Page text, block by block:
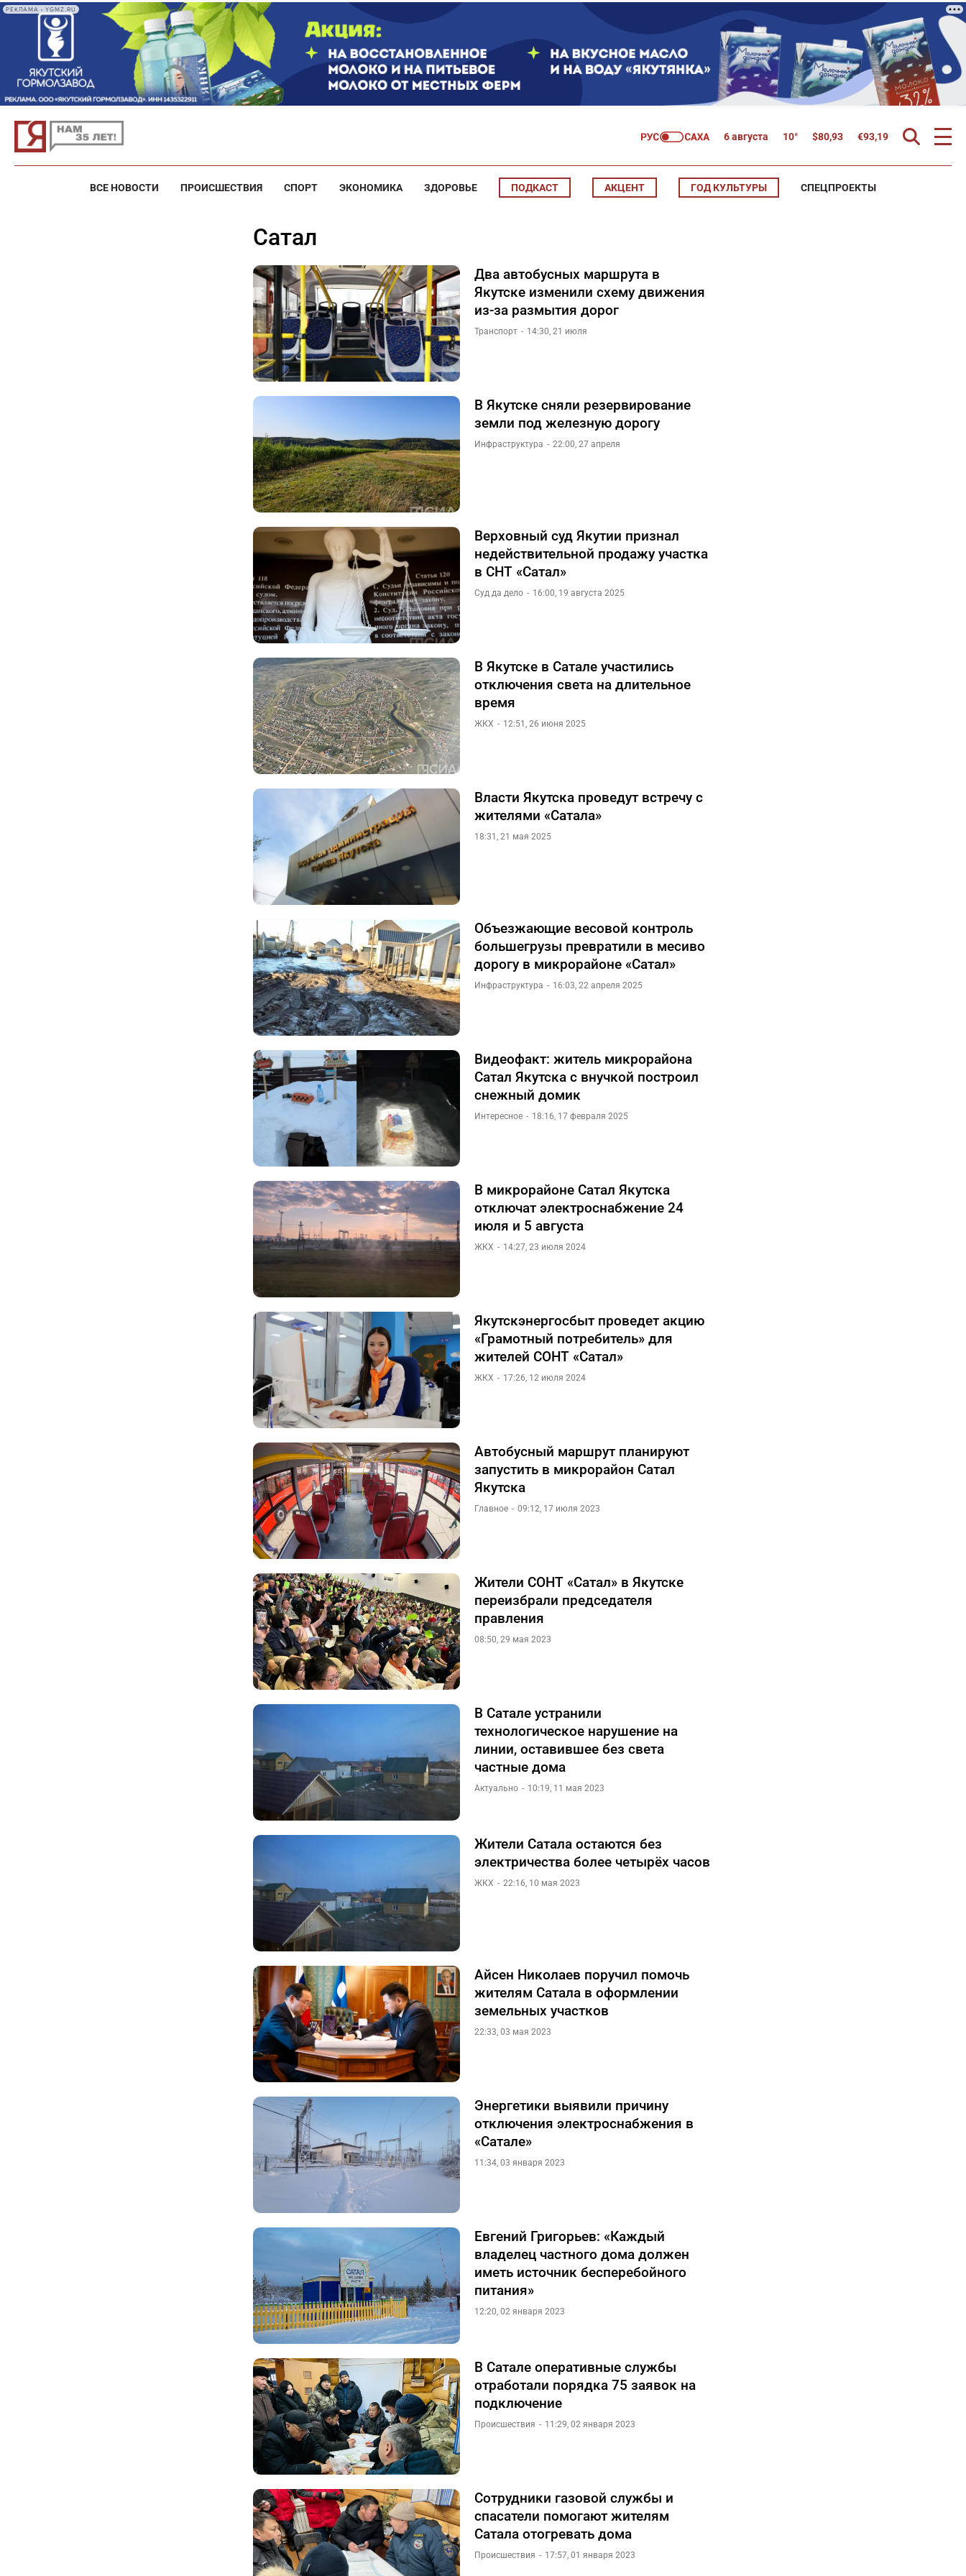
РЕКЛАМА • YGMZ.RU
6 августа 10° $80,93 €93,19
ВСЕ НОВОСТИ ПРОИСШЕСТВИЯ СПОРТ ЭКОНОМИКА ЗДОРОВЬЕ ПОДКАСТ АКЦЕНТ ГОД КУЛЬТУРЫ СПЕЦПРОЕКТЫ
Сатал
Два автобусных маршрута в
Якутске изменили схему движения
из-за размытия дорог
Транспорт 14:30, 21 июля
В Якутске сняли резервирование
земли под железную дорогу
Инфраструктура 22:00, 27 апреля
Верховный суд Якутии признал
недействительной продажу участка
в СНТ «Сатал»
Суд да дело 16:00, 19 августа 2025
В Якутске в Сатале участились
отключения света на длительное
время
ЖКХ 12:51, 26 июня 2025
Власти Якутска проведут встречу с
жителями «Сатала»
18:31, 21 мая 2025
Объезжающие весовой контроль
большегрузы превратили в месиво
дорогу в микрорайоне «Сатал»
Инфраструктура 16:03, 22 апреля 2025
Видеофакт: житель микрорайона
Сатал Якутска с внучкой построил
снежный домик
Интересное 18:16, 17 февраля 2025
В микрорайоне Сатал Якутска
отключат электроснабжение 24
июля и 5 августа
ЖКХ 14:27, 23 июля 2024
Якутскэнергосбыт проведет акцию
«Грамотный потребитель» для
жителей СОНТ «Сатал»
ЖКХ 17:26, 12 июля 2024
Автобусный маршрут планируют
запустить в микрорайон Сатал
Якутска
Главное 09:12, 17 июля 2023
Жители СОНТ «Сатал» в Якутске
переизбрали председателя
правления
08:50, 29 мая 2023
В Сатале устранили
технологическое нарушение на
линии, оставившее без света
частные дома
Актуально 10:19, 11 мая 2023
Жители Сатала остаются без
электричества более четырёх часов
ЖКХ 22:16, 10 мая 2023
Айсен Николаев поручил помочь
жителям Сатала в оформлении
земельных участков
22:33, 03 мая 2023
Энергетики выявили причину
отключения электроснабжения в
«Сатале»
11:34, 03 января 2023
Евгений Григорьев: «Каждый
владелец частного дома должен
иметь источник бесперебойного
питания»
12:20, 02 января 2023
В Сатале оперативные службы
отработали порядка 75 заявок на
подключение
Происшествия 11:29, 02 января 2023
Сотрудники газовой службы и
спасатели помогают жителям
Сатала отогревать дома
Происшествия 17:57, 01 января 2023